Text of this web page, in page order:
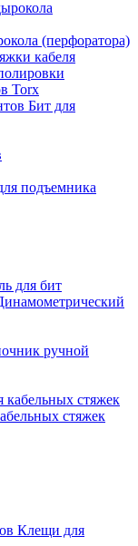
(перфоратора)
кабеля
Torx
Бит для
подъемника
для бит
ручной
стяжек
Клещи для